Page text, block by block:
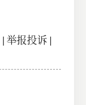
|举报投诉 |